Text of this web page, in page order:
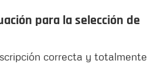
para la selección de
correcta y totalmente